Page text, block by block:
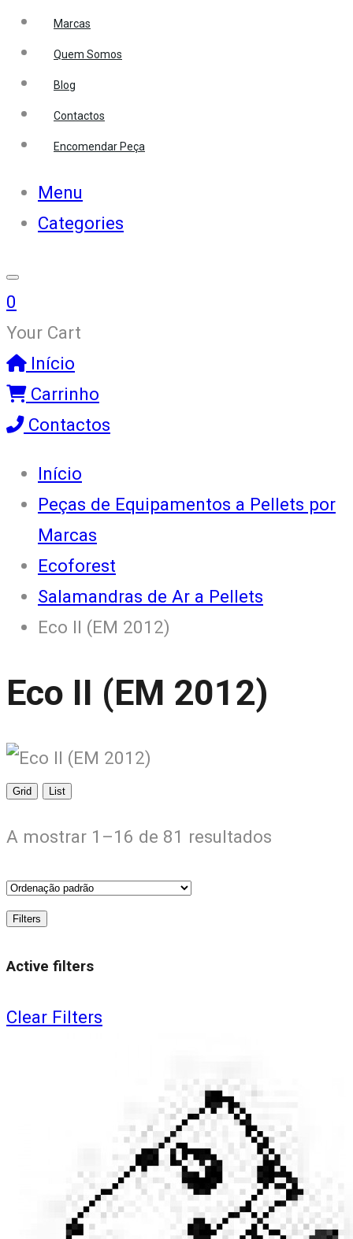
Marcas
Quem Somos
Blog
Contactos
Encomendar Peça
Menu
Categories
0
Your Cart
Início
Carrinho
Contactos
Início
Peças de Equipamentos a Pellets por
Marcas
Ecoforest
Salamandras de Ar a Pellets
Eco II (EM 2012)
Eco II (EM 2012)
Grid List
A mostrar 1–16 de 81 resultados
Filters
Active filters
Clear Filters